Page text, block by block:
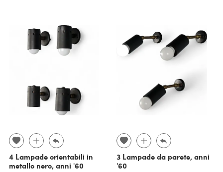
4 Lampade orientabili in
metallo nero, anni '60
3 Lampade da parete, anni
'60